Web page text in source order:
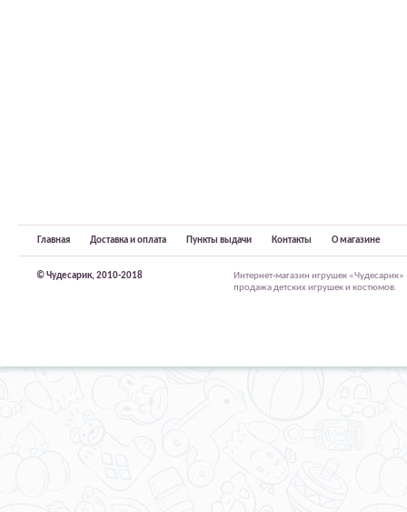
Главная Доставка и оплата Пункты выдачи Контакты О магазине
© Чудесарик, 2010-2018
Интернет-магазин игрушек
продажа детских игрушек и костюмов.